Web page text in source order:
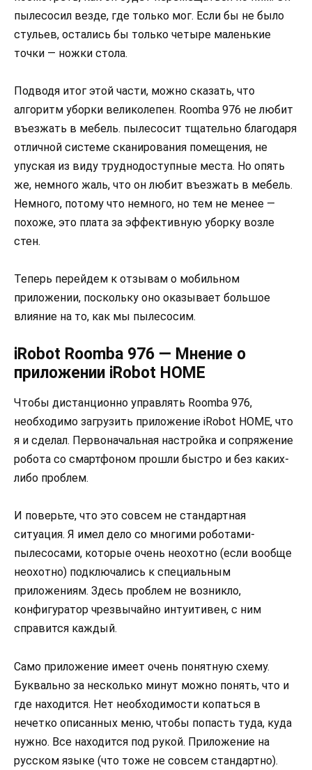
пылесосил везде, где только мог. Если бы не было
стульев, остались бы только четыре маленькие
точки — ножки стола.
Подводя итог этой части, можно сказать, что
алгоритм уборки великолепен. Roomba 976 не любит
въезжать в мебель. пылесосит тщательно благодаря
отличной системе сканирования помещения, не
упуская из виду труднодоступные места. Но опять
же, немного жаль, что он любит въезжать в мебель.
Немного, потому что немного, но тем не менее —
похоже, это плата за эффективную уборку возле
стен.
Теперь перейдем к отзывам о мобильном
приложении, поскольку оно оказывает большое
влияние на то, как мы пылесосим.
iRobot Roomba 976 — Мнение о
приложении iRobot HOME
Чтобы дистанционно управлять Roomba 976,
необходимо загрузить приложение iRobot HOME, что
я и сделал. Первоначальная настройка и сопряжение
робота со смартфоном прошли быстро и без каких-
либо проблем.
И поверьте, что это совсем не стандартная
ситуация. Я имел дело со многими роботами-
пылесосами, которые очень неохотно (если вообще
неохотно) подключались к специальным
приложениям. Здесь проблем не возникло,
конфигуратор чрезвычайно интуитивен, с ним
справится каждый.
Само приложение имеет очень понятную схему.
Буквально за несколько минут можно понять, что и
где находится. Нет необходимости копаться в
нечетко описанных меню, чтобы попасть туда, куда
нужно. Все находится под рукой. Приложение на
русском языке (что тоже не совсем стандартно).